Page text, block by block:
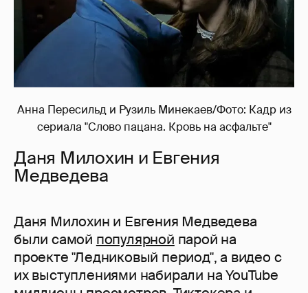
Анна Пересильд и Рузиль Минекаев/Фото: Кадр из
сериала "Слово пацана. Кровь на асфальте"
Даня Милохин и Евгения
Медведева
Даня Милохин и Евгения Медведева
были самой популярной парой на
проекте "Ледниковый период", а видео с
их выступлениями набирали на YouTube